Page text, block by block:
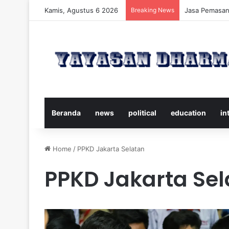
Kamis, Agustus 6 2026 Breaking News Panduan
Beranda news political education
Home / PPKD Jakarta Selatan
PPKD Jakarta